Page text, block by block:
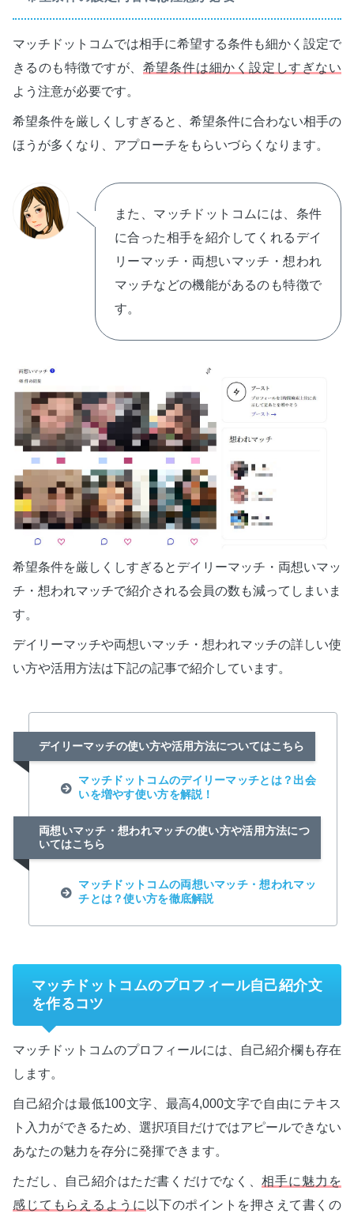
マッチドットコムでは相手に希望する条件も細かく設定で
きるのも特徴ですが、 希望条件は細かく設定しすぎない
よう注意が必要です。
希望条件を厳しくしすぎると、希望条件に合わない相手の
ほうが多くなり、アプローチをもらいづらくなります。
また、マッチドットコムには、条件
に合った相手を紹介してくれるデイ
リーマッチ・両想いマッチ・想われ
マッチなどの機能があるのも特徴で
す。
希望条件を厳しくしすぎるとデイリーマッチ・両想いマッ
チ・想われマッチで紹介される会員の数も減ってしまいま
す。
デイリーマッチや両想いマッチ・想われマッチの詳しい使
い方や活用方法は下記の記事で紹介しています。
デイリーマッチの使い方や活用方法についてはこちら
マッチドットコムのデイリーマッチとは？出会
いを増やす使い方を解説！
両想いマッチ・想われマッチの使い方や活用方法につ
いてはこちら
マッチドットコムの両想いマッチ・想われマッ
チとは？使い方を徹底解説
マッチドットコムのプロフィール自己紹介文
を作るコツ
マッチドットコムのプロフィールには、自己紹介欄も存在
します。
自己紹介は最低100文字、最高4,000文字で自由にテキス
ト入力ができるため、選択項目だけではアピールできない
あなたの魅力を存分に発揮できます。
ただし、自己紹介はただ書くだけでなく、相手に魅力を
感じてもらえるように 以下のポイントを押さえて書くの